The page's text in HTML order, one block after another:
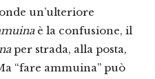
un’ulteriore
è la confusione, il
per strada, alla posta,
“fare ammuina” può